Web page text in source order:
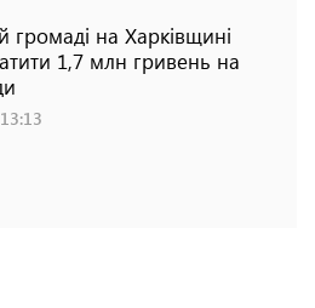
громаді на Харківщині
1,7 млн гривень на